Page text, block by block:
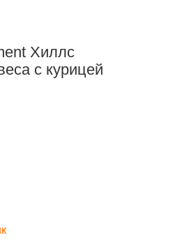
Хиллс
с курицей